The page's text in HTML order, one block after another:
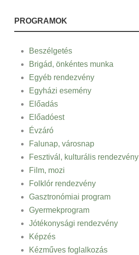
PROGRAMOK
Beszélgetés
Brigád, önkéntes munka
Egyéb rendezvény
Egyházi esemény
Előadás
Előadóest
Évzáró
Falunap, városnap
Fesztivál, kulturális rendezvény
Film, mozi
Folklór rendezvény
Gasztronómiai program
Gyermekprogram
Jótékonysági rendezvény
Képzés
Kézműves foglalkozás